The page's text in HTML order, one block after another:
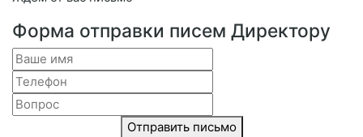
Форма отправки писем Директору
Отправить письмо